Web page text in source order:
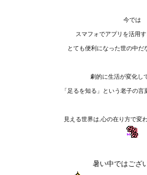
今では
スマフォでアプリを活用す
とても便利になった世の中だ
劇的に生活が変化し
「足るを知る」という老子の言
見える世界は,心の在り方で変
暑い中ではござ